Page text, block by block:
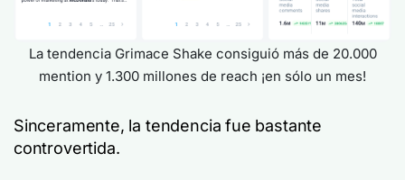
La tendencia Grimace Shake consiguió más de 20.000
mention y 1.300 millones de reach ¡en sólo un mes!
Sinceramente, la tendencia fue bastante
controvertida.